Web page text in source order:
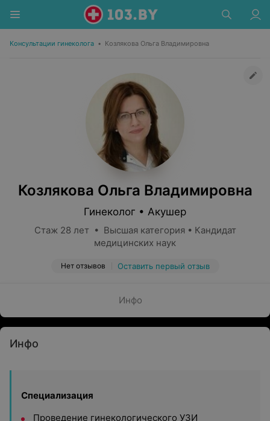
Консультации гинеколога • Козлякова Ольга Владимировна
Козлякова Ольга Владимировна
Гинеколог • Акушер
Стаж 28 лет • Высшая категория • Кандидат
медицинских наук
Нет отзывов Оставить первый отзыв
Инфо
Инфо
Специализация
Проведение гинекологического УЗИ